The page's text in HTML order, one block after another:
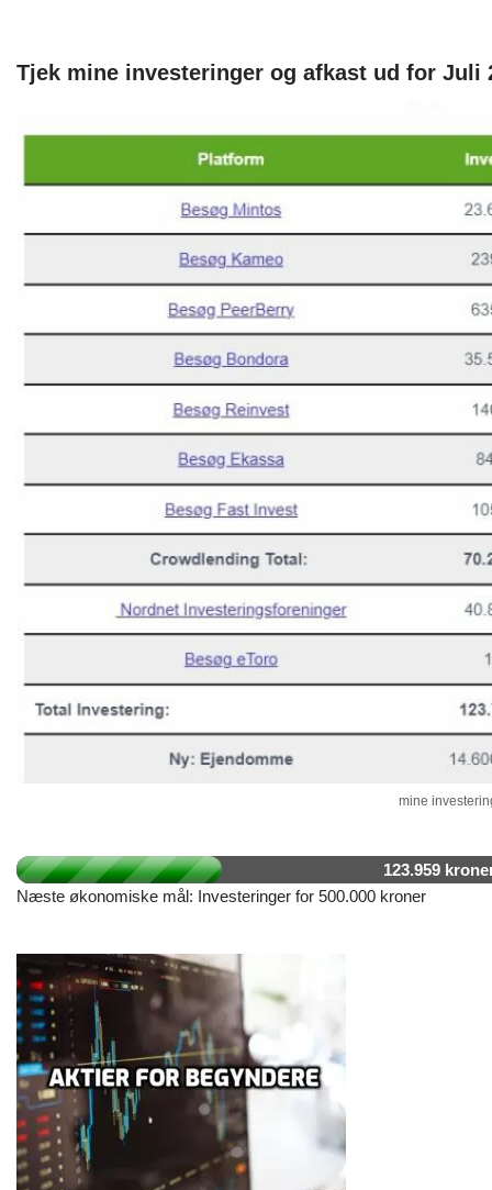
Tjek mine investeringer og afkast ud for Juli
mine
123.959
Næste økonomiske mål: Investeringer for 500.000 kroner